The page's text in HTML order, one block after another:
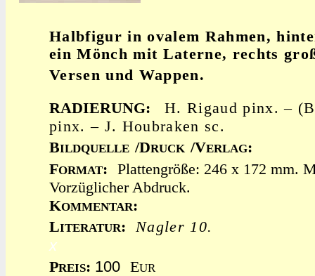
Halbfigur in ovalem Rahmen,
ein Mönch mit Laterne, rechts
Versen und Wappen.
RADIERUNG:
H. Rigaud pinx. –
pinx. – J. Houbraken sc.
BILDQUELLE /DRUCK /VERLAG:
FORMAT:
Plattengröße: 246 x 172 mm.
Vorzüglicher Abdruck.
KOMMENTAR:
LITERATUR: Nagler 10.
x
PREIS: 100 EUR